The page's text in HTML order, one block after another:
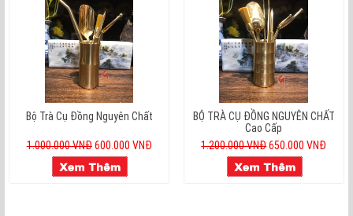
Bộ Trà Cụ Đồng Nguyên Chất
1.000.000 VNĐ 600.000 VNĐ
BỘ TRÀ CỤ ĐỒNG NGUYÊN CHẤT
Cao Cấp
1.200.000 VNĐ650.000 VNĐ